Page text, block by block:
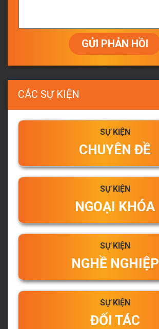
GỬI PHẢN HỒI
CÁC SỰ KIỆN
SỰ KIỆN
CHUYÊN ĐỀ
SỰ KIỆN
NGOẠI KHÓA
SỰ KIỆN
NGHỀ NGHIỆP
SỰ KIỆN
ĐỐI TÁC